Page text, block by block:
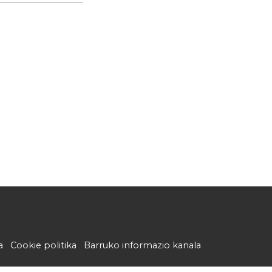
Cookie politika Barruko informazio kanala